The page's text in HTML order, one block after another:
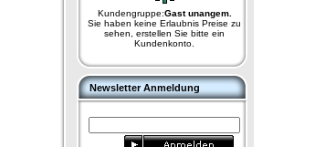
Kundengruppe:Gast unangem.
Sie haben keine Erlaubnis Preise zu
sehen, erstellen Sie bitte ein
Kundenkonto.
Newsletter Anmeldung